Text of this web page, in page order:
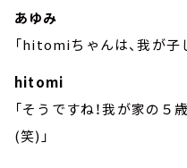
あゆみ
「hitomiちゃんは、我が子
hitomi
「そうですね！我が家の５
(笑)」